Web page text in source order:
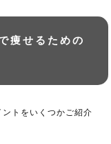
痩せるための
トをいくつかご紹介